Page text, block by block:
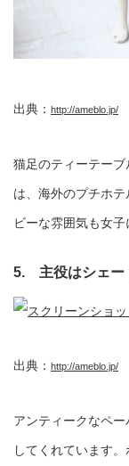
出典： http://ameblo.jp/
猫足のティーテー
は、海外のプチホ
ビーな雰囲気も女子
5. 主役はシェー
出典： http://ameblo.jp/
アンティークなペ
してくれています